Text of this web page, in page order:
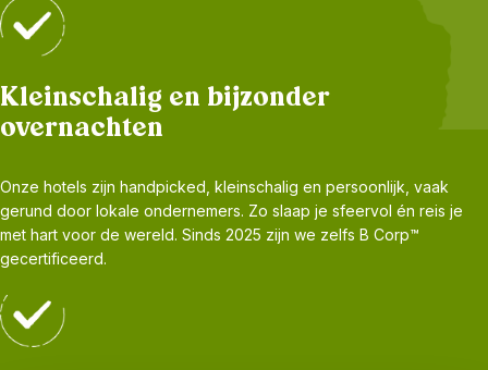
Kleinschalig en bijzonder
overnachten
Onze hotels zijn handpicked, kleinschalig en persoonlijk, vaak
gerund door lokale ondernemers. Zo slaap je sfeervol én reis je
met hart voor de wereld. Sinds 2025 zijn we zelfs B Corp™
gecertificeerd.